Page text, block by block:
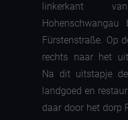
linkerkant
Fürstenstraße. Op
rechts naar het
Na dit uitstapje
landgoed en
daar door het dorp